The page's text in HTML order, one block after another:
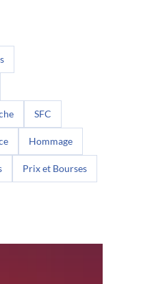
SFC
Hommage
Prix et Bourses